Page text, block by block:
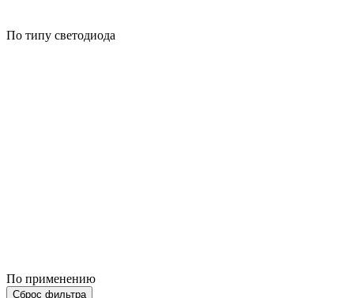
По типу светодиода
По применению
Сброс фильтра